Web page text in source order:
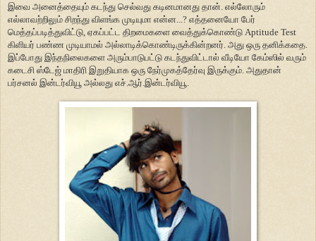
இவை அனைத்தையும் கடந்து செல்வது கடினமானது தான். எல்லோரும்
எல்லாவற்றிலும் சிறந்து விளங்க முடியுமா என்ன...? எத்தனையோ பேர்
மெத்தப்படித்துவிட்டு, ஏகப்பட்ட திறமைகளை வைத்துக்கொண்டு Aptitude Test
கிளியர் பண்ண முடியாமல் அல்லாடிக்கொண்டிருக்கின்றனர். அது ஒரு தனிக்கதை.
இப்போது இந்தநிலைகளை அரும்பாடுபட்டு கடந்துவிட்டால் வீடியோ கேம்ஸில் வரும்
கடைசி ஸ்டேஜ் மாதிரி இறுதியாக ஒரு நேர்முகத்தேர்வு இருக்கும். அதுதான்
பர்சனல் இன்டர்வியூ அல்லது எச்.ஆர்.இன்டர்வியூ.